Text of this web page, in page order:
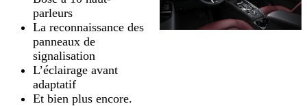
parleurs
La reconnaissance des
panneaux de
signalisation
L’éclairage avant
adaptatif
Et bien plus encore.